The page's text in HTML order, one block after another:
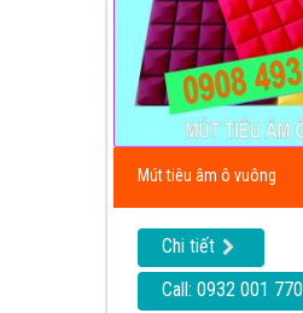
Mút tiêu âm ô vuông
Chi tiết
Call: 0932 001 770